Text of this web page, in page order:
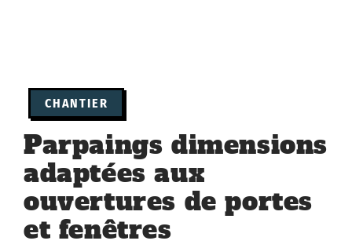
CHANTIER
Parpaings dimensions
adaptées aux
ouvertures de portes
et fenêtres